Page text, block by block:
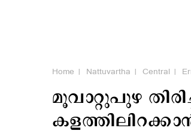
Home Nattuvartha Central
മൂവാറ്റുപുഴ